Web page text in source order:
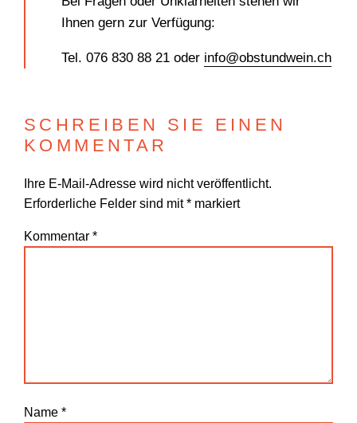
Ihnen gern zur Verfügung:
Tel. 076 830 88 21 oder info@obstundwein.ch
SCHREIBEN SIE EINEN
KOMMENTAR
Ihre E-Mail-Adresse wird nicht veröffentlicht.
Erforderliche Felder sind mit* markiert
Kommentar *
Name *